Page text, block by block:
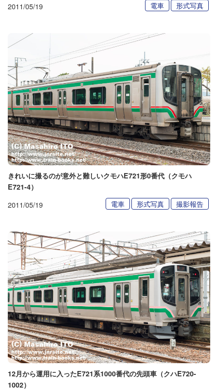
2011/05/19 電車 形式写真
きれいに撮るのが意外と難しいクモハE721形0番代（クモハ
E721-4）
2011/05/19 電車 形式写真 撮影報告
12月から運用に入ったE721系1000番代の先頭車（クハE720-
1002）